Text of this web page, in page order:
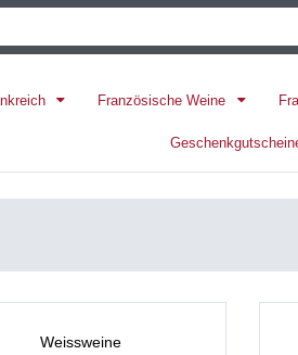
Französische Weine
Weissweine